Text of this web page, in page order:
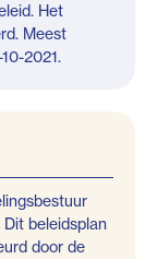
Het
Meest
2021.
beleidsplan
door de